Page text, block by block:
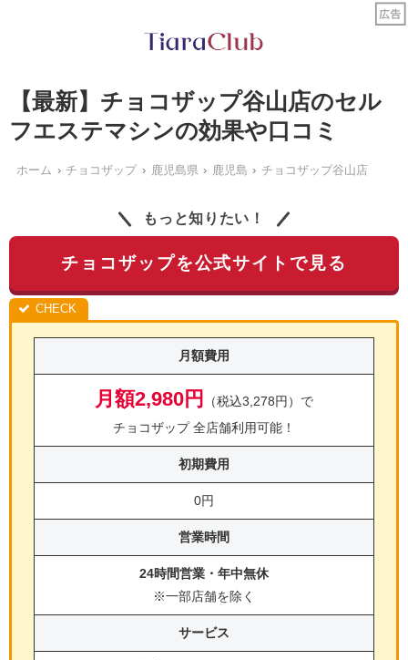
【最新】チョコザップ谷山店のセル
フエステマシンの効果や口コミ
ホーム チョコザップ 鹿児島県 鹿児島 チョコザップ谷山店
もっと知りたい！
チョコザップを公式サイトで見る
月額費用
月額2,980円
（税込3,278円）で
チョコザップ 全店舗利用可能！
初期費用
0円
営業時間
24時間営業・年中無休
※一部店舗を除く
サービス